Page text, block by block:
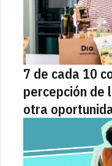
7 de cada 10
percepción de
otra